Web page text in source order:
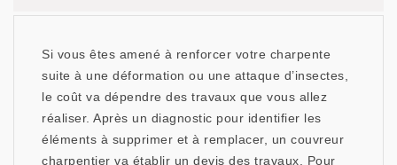
Si vous êtes amené à renforcer votre charpente
suite à une déformation ou une attaque d’insectes,
le coût va dépendre des travaux que vous allez
réaliser. Après un diagnostic pour identifier les
éléments à supprimer et à remplacer, un couvreur
charpentier va établir un devis des travaux. Pour